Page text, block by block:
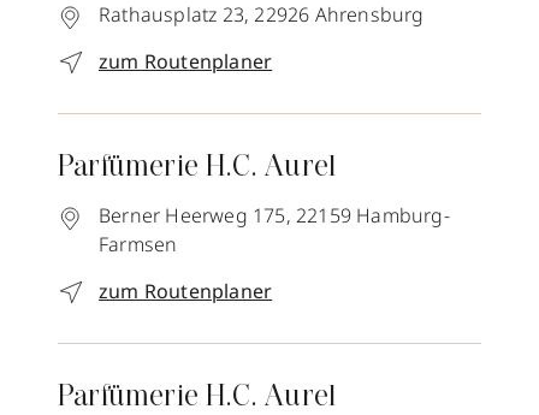
Rathausplatz 23, 22926 Ahrensburg
zum Routenplaner
Parfümerie H.C. Aurel
Berner Heerweg 175, 22159 Hamburg-
Farmsen
zum Routenplaner
Parfümerie H.C. Aurel